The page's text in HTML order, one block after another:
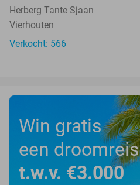
Herberg Tante Sjaan
Vierhouten
Verkocht: 566
Win gratis
een droomreis
t.w.v. €3.000